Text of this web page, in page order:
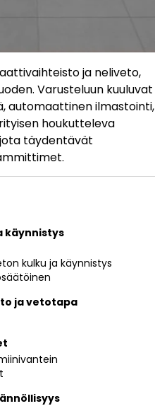
ja neliveto,
Varusteluun kuuluvat
automaattinen ilmastointi,
houkutteleva
täydentävät
käynnistys
kulku ja käynnistys
ja vetotapa